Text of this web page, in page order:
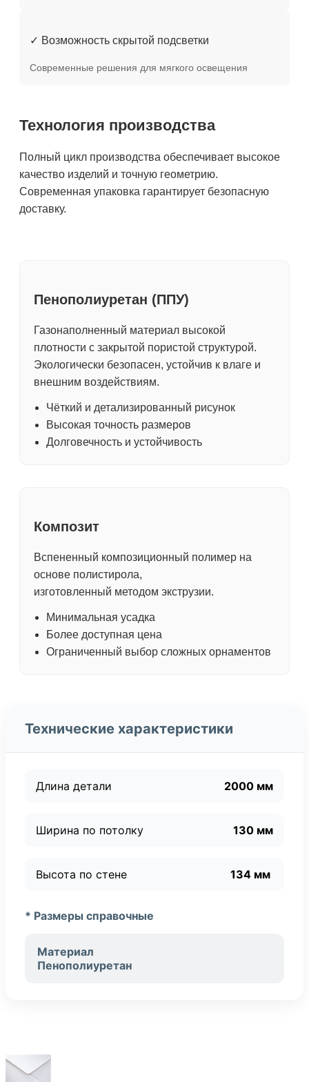
✓ Возможность скрытой подсветки
Современные решения для мягкого освещения
Технология производства
Полный цикл производства обеспечивает высокое
качество изделий и точную геометрию.
Современная упаковка гарантирует безопасную
доставку.
Пенополиуретан (ППУ)
Газонаполненный материал высокой
плотности с закрытой пористой структурой.
Экологически безопасен, устойчив к влаге и
внешним воздействиям.
Чёткий и детализированный рисунок
Высокая точность размеров
Долговечность и устойчивость
Композит
Вспененный композиционный полимер на
основе полистирола,
изготовленный методом экструзии.
Минимальная усадка
Более доступная цена
Ограниченный выбор сложных орнаментов
Технические характеристики
Длина детали 2000 мм
Ширина по потолку 130 мм
Высота по стене 134 мм
* Размеры справочные
Материал
Пенополиуретан